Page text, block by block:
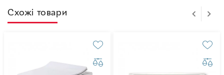
Схожі товари